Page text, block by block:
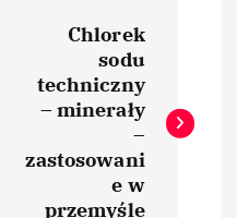
Chlorek
sodu
techniczny
– minerały
–
zastosowani
e w
przemyśle